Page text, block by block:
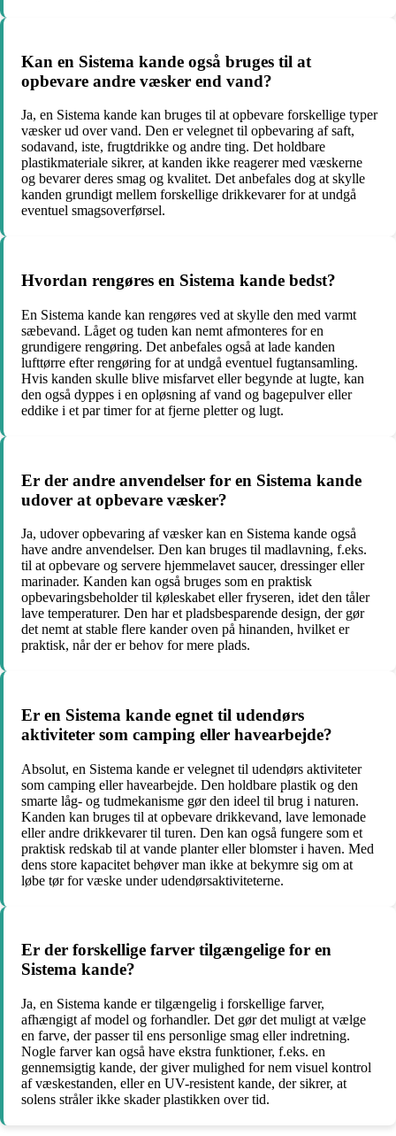
Kan en Sistema kande også bruges til at
opbevare andre væsker end vand?
Ja, en Sistema kande kan bruges til at opbevare forskellige typer
væsker ud over vand. Den er velegnet til opbevaring af saft,
sodavand, iste, frugtdrikke og andre ting. Det holdbare
plastikmateriale sikrer, at kanden ikke reagerer med væskerne
og bevarer deres smag og kvalitet. Det anbefales dog at skylle
kanden grundigt mellem forskellige drikkevarer for at undgå
eventuel smagsoverførsel.
Hvordan rengøres en Sistema kande bedst?
En Sistema kande kan rengøres ved at skylle den med varmt
sæbevand. Låget og tuden kan nemt afmonteres for en
grundigere rengøring. Det anbefales også at lade kanden
lufttørre efter rengøring for at undgå eventuel fugtansamling.
Hvis kanden skulle blive misfarvet eller begynde at lugte, kan
den også dyppes i en opløsning af vand og bagepulver eller
eddike i et par timer for at fjerne pletter og lugt.
Er der andre anvendelser for en Sistema kande
udover at opbevare væsker?
Ja, udover opbevaring af væsker kan en Sistema kande også
have andre anvendelser. Den kan bruges til madlavning, f.eks.
til at opbevare og servere hjemmelavet saucer, dressinger eller
marinader. Kanden kan også bruges som en praktisk
opbevaringsbeholder til køleskabet eller fryseren, idet den tåler
lave temperaturer. Den har et pladsbesparende design, der gør
det nemt at stable flere kander oven på hinanden, hvilket er
praktisk, når der er behov for mere plads.
Er en Sistema kande egnet til udendørs
aktiviteter som camping eller havearbejde?
Absolut, en Sistema kande er velegnet til udendørs aktiviteter
som camping eller havearbejde. Den holdbare plastik og den
smarte låg- og tudmekanisme gør den ideel til brug i naturen.
Kanden kan bruges til at opbevare drikkevand, lave lemonade
eller andre drikkevarer til turen. Den kan også fungere som et
praktisk redskab til at vande planter eller blomster i haven. Med
dens store kapacitet behøver man ikke at bekymre sig om at
løbe tør for væske under udendørsaktiviteterne.
Er der forskellige farver tilgængelige for en
Sistema kande?
Ja, en Sistema kande er tilgængelig i forskellige farver,
afhængigt af model og forhandler. Det gør det muligt at vælge
en farve, der passer til ens personlige smag eller indretning.
Nogle farver kan også have ekstra funktioner, f.eks. en
gennemsigtig kande, der giver mulighed for nem visuel kontrol
af væskestanden, eller en UV-resistent kande, der sikrer, at
solens stråler ikke skader plastikken over tid.